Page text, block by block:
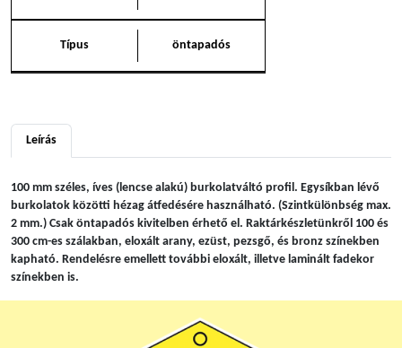
Típus öntapadós
Leírás
100 mm széles, íves (lencse alakú) burkolatváltó profil. Egysíkban lévő
burkolatok közötti hézag átfedésére használható. (Szintkülönbség max.
2 mm.) Csak öntapadós kivitelben érhető el. Raktárkészletünkről 100 és
300 cm-es szálakban, eloxált arany, ezüst, pezsgő, és bronz színekben
kapható. Rendelésre emellett további eloxált, illetve laminált fadekor
színekben is.